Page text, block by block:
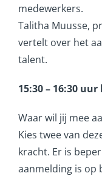
medewerkers.
Talitha Muusse,
vertelt over het
talent.
15:30 – 16:30
Waar wil jij mee
Kies twee van
kracht. Er is
aanmelding is op